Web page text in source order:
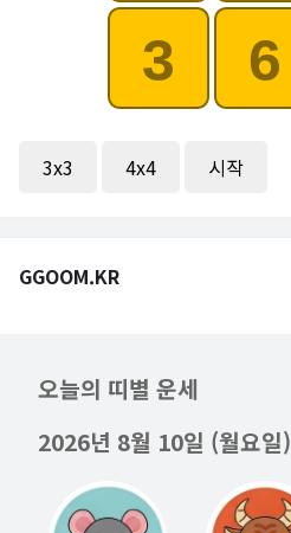
3
6
3x3 4x4 시작
GGOOM.KR
오늘의 띠별 운세
2026년 8월 10일 (월요일)